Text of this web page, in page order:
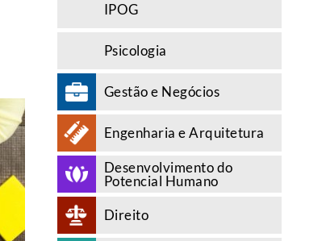
IPOG
Psicologia
Gestão e Negócios
Engenharia e Arquitetura
Desenvolvimento do
Potencial Humano
Direito